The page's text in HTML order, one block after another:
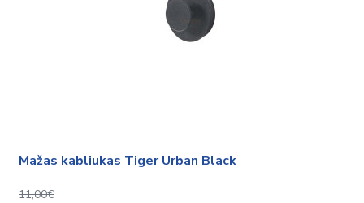
Mažas kabliukas Tiger Urban Black
11,00€